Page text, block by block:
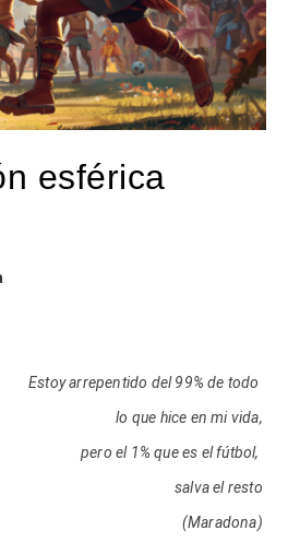
esférica
Estoy arrepentido del 99% de todo
lo que hice en mi vida,
pero el 1% que es el fútbol,
salva el resto
(Maradona)